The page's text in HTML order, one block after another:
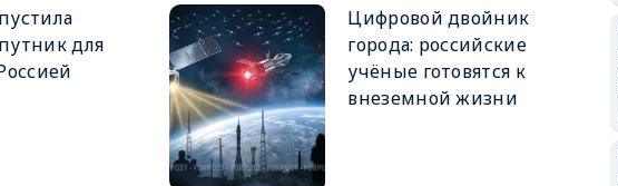
для
Цифровой двойник
города: российские
учёные готовятся к
внеземной жизни